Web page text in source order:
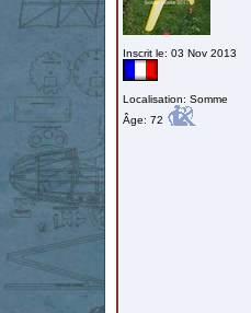
Inscrit le: 03 Nov 2013
Localisation: Somme
Âge: 72